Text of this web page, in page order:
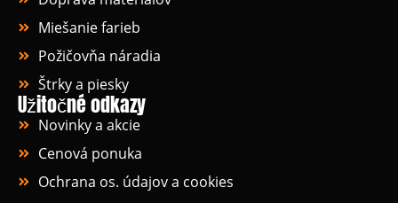
Miešanie farieb
Požičovňa náradia
Štrky a piesky
Užitočné odkazy
Novinky a akcie
Cenová ponuka
Ochrana os. údajov a cookies